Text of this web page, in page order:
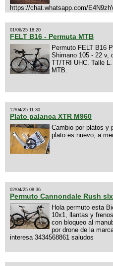
https://chat.whatsapp.com/
01/06/25 18:20
FELT B16 - Permuta MTB
Permuto FELT B16
Shimano 105 - 22 v,
TT/TRI UHC. Talle
MTB.
12/04/25 11:30
Plato palanca XTR M960
Cambio por platos y
plato es nuevo, a
02/04/25 08:36
Permuto Cannondale Rush
Hola permuto esta
10x1, llantas y
con bloqueo al
por drone de la
interesa 3434568861 saludos